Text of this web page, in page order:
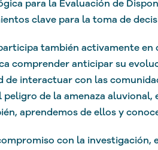
para la Evaluación de
clave para la toma de
también activamente
comprender anticipar su
de interactuar con las
de la amenaza
aprendemos de ellos y
con la